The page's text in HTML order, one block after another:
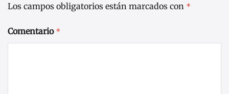
Los campos obligatorios están marcados con *
Comentario *